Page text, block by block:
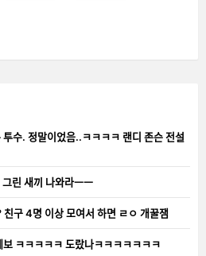
투수. 정말이었음..ㅋㅋㅋㅋ 랜디 존슨 전설
그린 새끼 나와라ㅡㅡ
친구 4명 이상 모여서 하면 ㄹㅇ 개꿀잼
ㅋㅋㅋㅋㅋ 도랐나ㅋㅋㅋㅋㅋㅋㅋ